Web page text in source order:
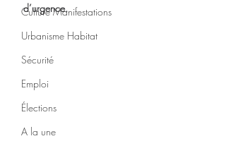
Culture Manifestations
Urbanisme Habitat
Sécurité
Emploi
Élections
A la une
d’urgence.